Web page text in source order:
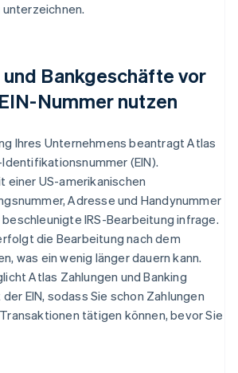
Bankgeschäfte vor
Nummer nutzen
Ihres Unternehmens beantragt Atlas
(EIN).
einer US-amerikanischen
Adresse und Handynummer
IRS-Bearbeitung infrage.
die Bearbeitung nach dem
was ein wenig länger dauern kann.
Atlas Zahlungen und Banking
EIN, sodass Sie schon Zahlungen
tätigen können, bevor Sie